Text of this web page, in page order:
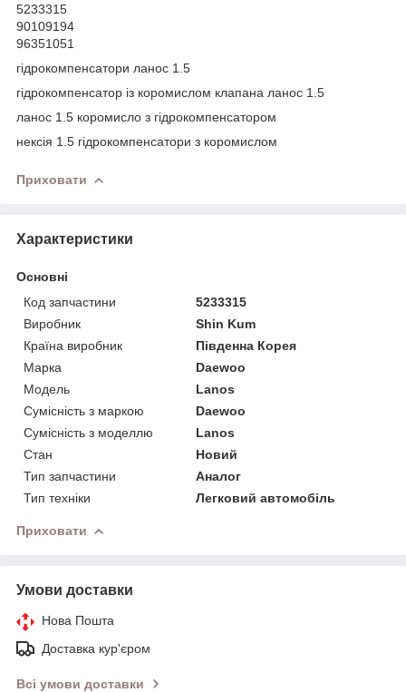
5233315
90109194
96351051
гідрокомпенсатори ланос 1.5
гідрокомпенсатор із коромислом клапана ланос 1.5
ланос 1.5 коромисло з гідрокомпенсатором
нексія 1.5 гідрокомпенсатори з коромислом
Приховати
Характеристики
Основні
Код запчастини
5233315
Виробник
Shin Kum
Країна виробник
Південна Корея
Марка
Daewoo
Модель
Lanos
Сумісність з маркою
Daewoo
Сумісність з моделлю
Lanos
Стан
Новий
Тип запчастини
Аналог
Тип техніки
Легковий автомобіль
Приховати
Умови доставки
Нова Пошта
Доставка кур'єром
Всі умови доставки